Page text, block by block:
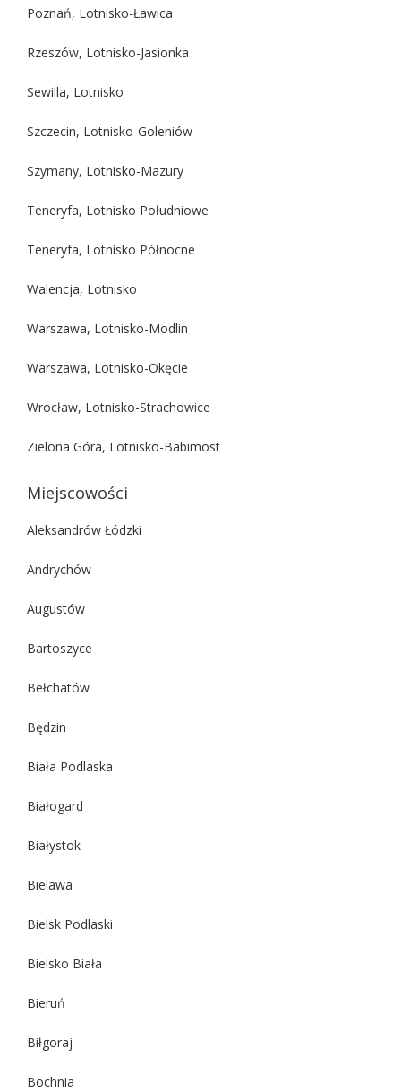
Poznań, Lotnisko-Ławica
Rzeszów, Lotnisko-Jasionka
Sewilla, Lotnisko
Szczecin, Lotnisko-Goleniów
Szymany, Lotnisko-Mazury
Teneryfa, Lotnisko Południowe
Teneryfa, Lotnisko Północne
Walencja, Lotnisko
Warszawa, Lotnisko-Modlin
Warszawa, Lotnisko-Okęcie
Wrocław, Lotnisko-Strachowice
Zielona Góra, Lotnisko-Babimost
Miejscowości
Aleksandrów Łódzki
Andrychów
Augustów
Bartoszyce
Bełchatów
Będzin
Biała Podlaska
Białogard
Białystok
Bielawa
Bielsk Podlaski
Bielsko Biała
Bieruń
Biłgoraj
Bochnia